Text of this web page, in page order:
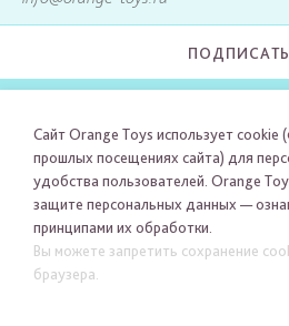
Сайт Orange Toys использует cookie
прошлых посещениях сайта) для
удобства пользователей. Orange
защите персональных данных —
принципами их обработки.
Вы можете запретить сохранение
браузера.